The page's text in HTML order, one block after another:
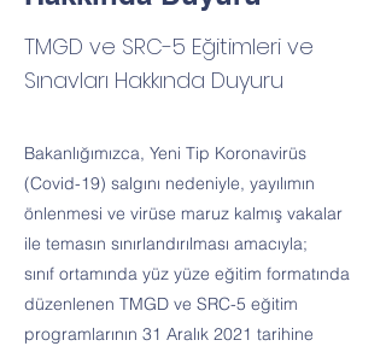
TMGD ve SRC-5 Eğitimleri ve
Sınavları Hakkında Duyuru
Bakanlığımızca, Yeni Tip Koronavirüs
(Covid-19) salgını nedeniyle, yayılımın
önlenmesi ve virüse maruz kalmış vakalar
ile temasın sınırlandırılması amacıyla;
sınıf ortamında yüz yüze eğitim formatında
düzenlenen TMGD ve SRC-5 eğitim
programlarının 31 Aralık 2021 tarihine